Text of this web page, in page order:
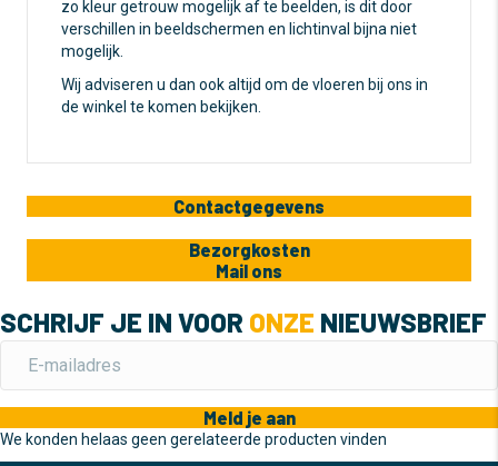
zo kleur getrouw mogelijk af te beelden, is dit door
verschillen in beeldschermen en lichtinval bijna niet
mogelijk.
Wij adviseren u dan ook altijd om de vloeren bij ons in
de winkel te komen bekijken.
Contactgegevens
Bezorgkosten
Mail ons
SCHRIJF JE IN VOOR ONZE NIEUWSBRIEF
Meld je aan
We konden helaas geen gerelateerde producten vinden